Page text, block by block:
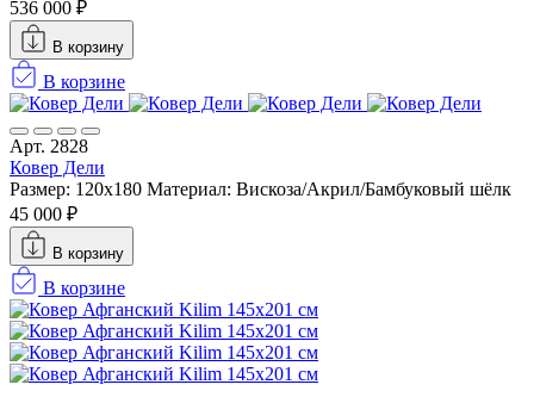
536 000 ₽
В корзину
В корзине
Арт. 2828
Ковер Дели
Размер: 120x180 Материал: Вискоза/Акрил/Бамбуковый шёлк
45 000 ₽
В корзину
В корзине